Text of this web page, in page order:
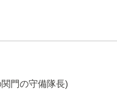
門の守備隊長)